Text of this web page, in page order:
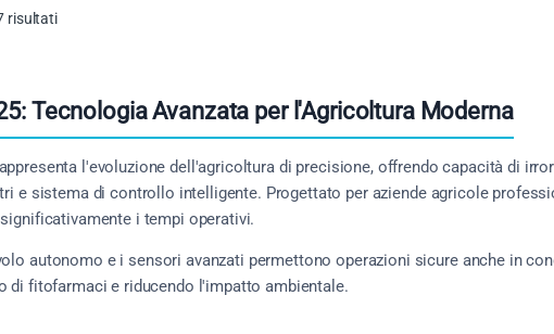
risultati
Tecnologia Avanzata per l'Agricoltura Moderna
l'evoluzione dell'agricoltura di precisione, offrendo capacità di
e sistema di controllo intelligente. Progettato per aziende agricole
i tempi operativi.
autonomo e i sensori avanzati permettono operazioni sicure anche in
di fitofarmaci e riducendo l'impatto ambientale.